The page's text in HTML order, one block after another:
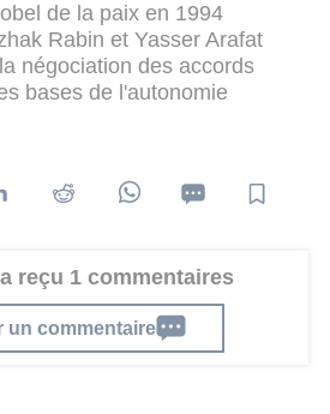
de la paix en 1994
Rabin et Yasser Arafat
négociation des accords
bases de l'autonomie
reçu 1 commentaires
un commentaire